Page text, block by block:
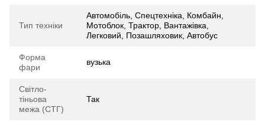
Тип техніки
Автомобіль, Спецтехніка, Комбайн,
Мотоблок, Трактор, Вантажівка,
Легковий, Позашляховик, Автобус
Форма
фари
вузька
Світло-
тіньова
межа (СТГ)
Так